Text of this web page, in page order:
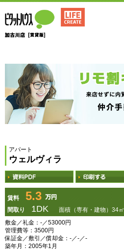
アパート
ウェルヴィラ
賃料 5.3
間取り 1DK
面積（専有・建物）34㎡
敷金／礼金：-／53000円
管理費等：3500円
保証金／敷引／償却金：-／-／-
築年月：2005年1月